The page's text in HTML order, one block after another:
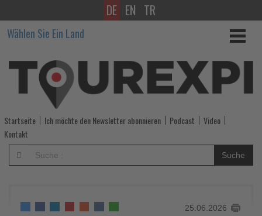
Doha
richtet
2027
erstmals
einen
IRONMAN
70.3
DE EN TR
Wählen Sie Ein Land
Startseite Ich möchte den Newsletter abonnieren Podcast
Video
Kontakt
Suche
25.06.2026